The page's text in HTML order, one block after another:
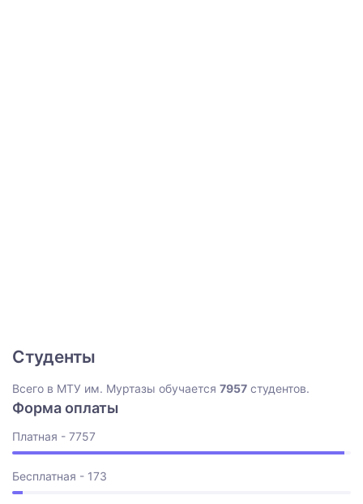
Студенты
Всего в МТУ им. Муртазы обучается 7957 студентов.
Форма оплаты
Платная - 7757
Бесплатная - 173